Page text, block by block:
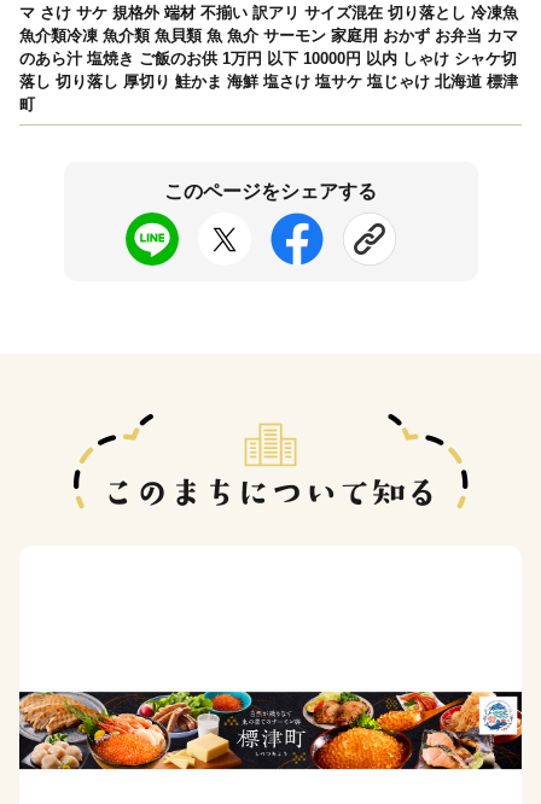
マ さけ サケ 規格外 端材 不揃い 訳アリ サイズ混在 切り落とし 冷凍魚
魚介類冷凍 魚介類 魚貝類 魚 魚介 サーモン 家庭用 おかず お弁当 カマ
のあら汁 塩焼き ご飯のお供 1万円 以下 10000円 以内 しゃけ シャケ切
落し 切り落し 厚切り 鮭かま 海鮮 塩さけ 塩サケ 塩じゃけ 北海道 標津
町
このページをシェアする